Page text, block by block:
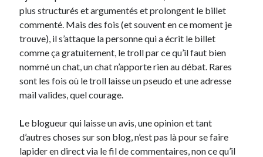
personnelle
Commentaires récents
Entretien ménagerdansT’as vu quoi ? #52
JFdansC’était pas mieux avant… à Lyon
littleceltdansComment j’ai opéré ma vélorution toute personnelle
Renaud Ducher dansComment j’ai opéré ma vélorution toute
personnelle
plus structurés et argumentés et prolongent le billet
commenté. Mais des fois (et souvent en ce moment je
trouve), il s’attaque la personne qui a écrit le billet
comme ça gratuitement, le troll par ce qu’il faut bien
nommé un chat, un chat n’apporte rien au débat. Rares
sont les fois où le troll laisse un pseudo et une adresse
mail valides, quel courage.
Le blogueur qui laisse un avis, une opinion et tant
d’autres choses sur son blog, n’est pas là pour se faire
lapider en direct via le fil de commentaires, non ce qu’il